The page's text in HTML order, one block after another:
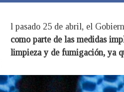
l pasado 25 de abril, el
como parte de las medidas
limpieza y de fumigación, ya